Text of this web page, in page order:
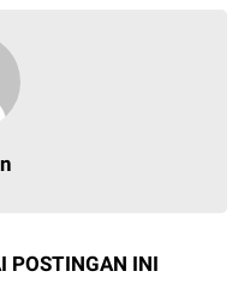
POSTINGAN INI